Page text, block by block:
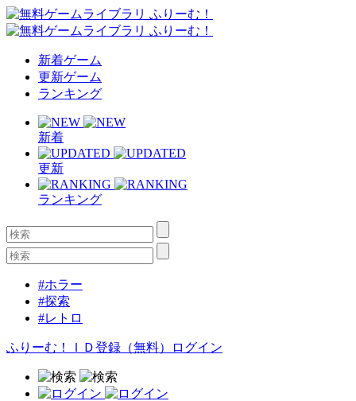
新着ゲーム
更新ゲーム
ランキング
新着
更新
ランキング
#ホラー
#探索
#レトロ
ふりーむ！ＩＤ登録（無料） ログイン